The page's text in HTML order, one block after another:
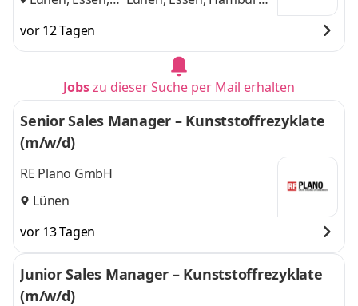
vor 12 Tagen
Jobszu dieser Suche per Mail erhalten
Senior Sales Manager – Kunststoffrezyklate
(m/w/d)
RE Plano GmbH
Lünen
vor 13 Tagen
Junior Sales Manager – Kunststoffrezyklate
(m/w/d)